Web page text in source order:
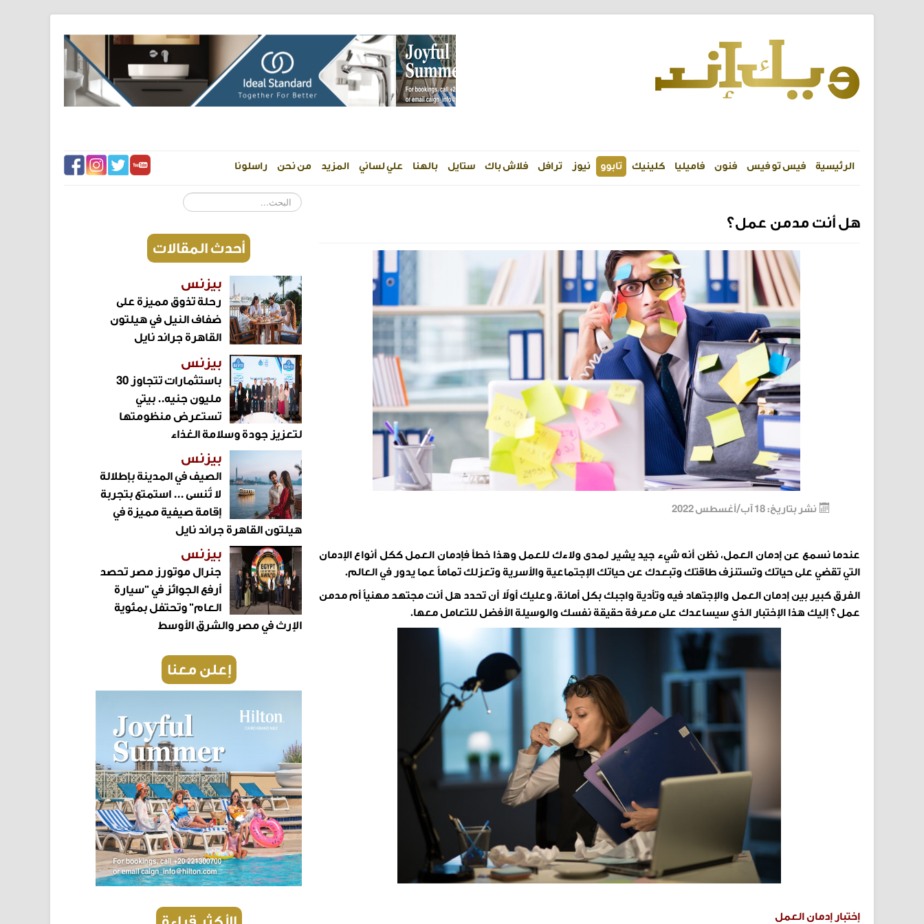
الرئيسية فيس تو فيس فنون فاميليا كلينيك تابوو نيوز ترافل فلاش باك ستايل بالهنا علي لساني المزيد من نحن راسلونا
هل أنت مدمن عمل؟
نشر بتاريخ: 18 آب/أغسطس 2022
عندما نسمع عن إدمان العمل، نظن أنه شيء جيد يشير لمدى ولاءك للعمل وهذا خطأ فإدمان العمل ككل أنواع الإدمان
التي تقضي على حياتك وتستنزف طاقتك وتبعدك عن حياتك الإجتماعية والأسرية وتعزلك تماماً عما يدور في العالم.
الفرق كبير بين إدمان العمل والإجتهاد فيه وتأدية واجبك بكل أمانة، وعليك أولاً أن تحدد هل أنت مجتهد مهنياً أم مدمن
عمل؟ إليك هذا الإختبار الذي سيساعدك على معرفة حقيقة نفسك والوسيلة الأفضل للتعامل معها.
إختبار إدمان العمل
البحث...
أحدث المقالات
بيزنس
رحلة تذوق مميزة على
ضفاف النيل في هيلتون
القاهرة جراند نايل
بيزنس
باستثمارات تتجاوز 30
مليون جنيه.. بيتي
تستعرض منظومتها
لتعزيز جودة وسلامة الغذاء
بيزنس
الصيف في المدينة بإطلالة
لا تُنسى ... استمتع بتجربة
إقامة صيفية مميزة في
هيلتون القاهرة جراند نايل
بيزنس
جنرال موتورز مصر تحصد
أرفع الجوائز في "سيارة
العام" وتحتفل بمئوية
الإرث في مصر والشرق الأوسط
إعلن معنا